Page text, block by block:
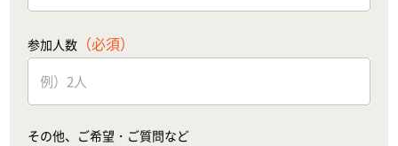
参加人数 （必須）
その他、ご希望・ご質問など